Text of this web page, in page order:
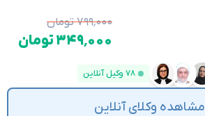
۷۹۹٬۰۰۰ تومان
۳۴۹٬۰۰۰ تومان
۷۸ وکیل آنلاین
مشاهده وکلای آنلاین